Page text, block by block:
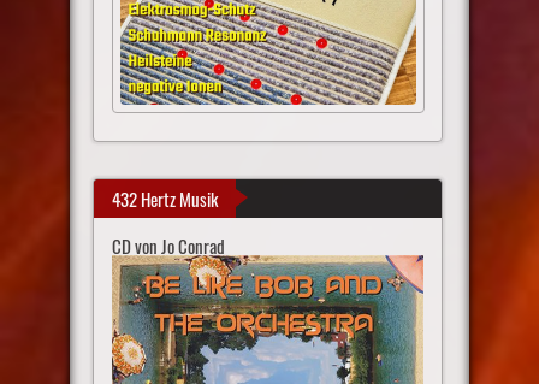
432 Hertz Musik
CD von Jo Conrad